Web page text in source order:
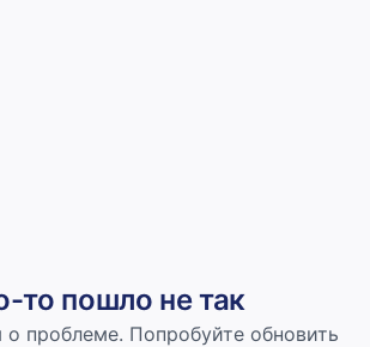
то пошло не так
проблеме. Попробуйте обновить